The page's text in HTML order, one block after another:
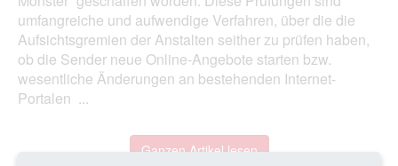
umfangreiche und aufwendige Verfahren, über die die
Aufsichtsgremien der Anstalten seither zu prüfen haben,
ob die Sender neue Online-Angebote starten bzw.
wesentliche Änderungen an bestehenden Internet-
Portalen ...
Ganzen Artikel lesen